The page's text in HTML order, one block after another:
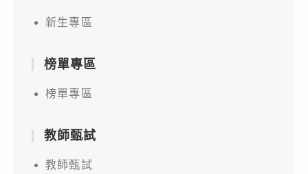
新生專區
榜單專區
榜單專區
教師甄試
教師甄試